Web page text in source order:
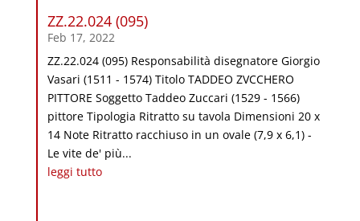
ZZ.22.024 (095)
Feb 17, 2022
ZZ.22.024 (095) Responsabilità disegnatore Giorgio
Vasari (1511 - 1574) Titolo TADDEO ZVCCHERO
PITTORE Soggetto Taddeo Zuccari (1529 - 1566)
pittore Tipologia Ritratto su tavola Dimensioni 20 x
14 Note Ritratto racchiuso in un ovale (7,9 x 6,1) -
Le vite de' più...
leggi tutto